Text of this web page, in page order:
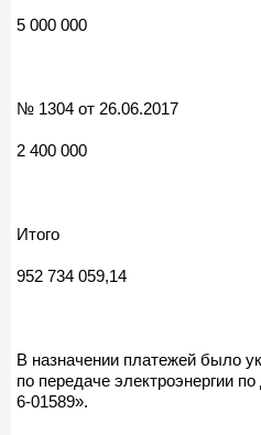
5 000 000
№ 1304 от 26.06.2017
2 400 000
Итого
952 734 059,14
В назначении платежей было
по передаче электроэнергии
6-01589».